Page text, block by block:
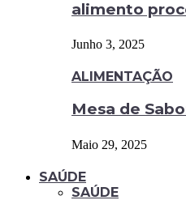
alimento
Junho 3, 2025
ALIMENTAÇÃO
Mesa de
Maio 29, 2025
SAÚDE
SAÚDE